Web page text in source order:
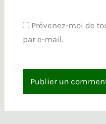
Prévenez-moi de
par e-mail.